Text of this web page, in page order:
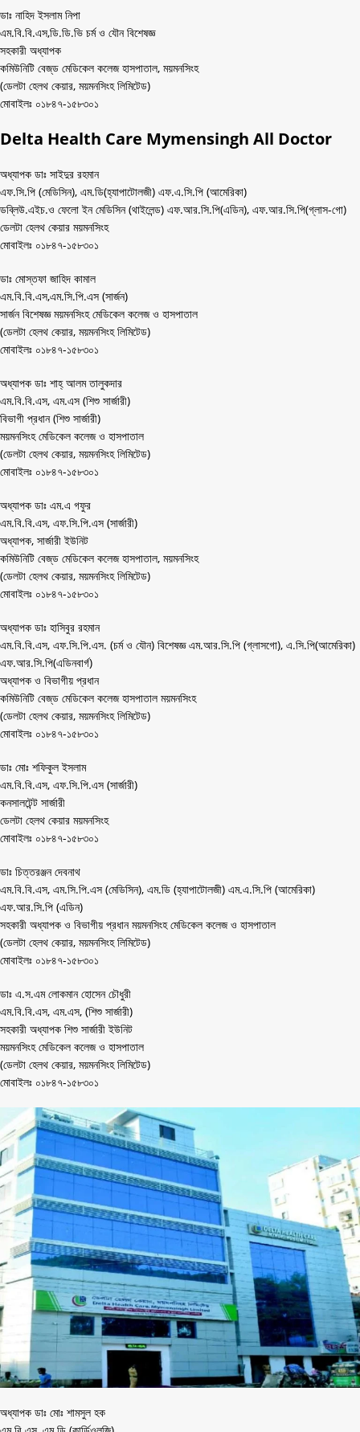
ডাঃ নাহিদ ইসলাম নিপা
এম.বি.বি.এস,ডি.ডি.ভি চর্ম ও যৌন বিশেষজ্ঞ
সহকারী অধ্যাপক
কমিউনিটি বেজ্‌ড মেডিকেল কলেজ হাসপাতাল, ময়মনসিংহ
(ডেলটা হেলথ কেয়ার, ময়মনসিংহ লিমিটেড)
মোবাইলঃ ০১৮৪৭-১৫৮৩০১
Delta Health Care Mymensingh All Doctor
অধ্যাপক ডাঃ সাইদুর রহমান
এফ.সি.পি (মেডিসিন), এম.ডি(হ্যাপাটোলজী) এফ.এ.সি.পি (আমেরিকা)
ডব্লিউ.এইচ.ও ফেলো ইন মেডিসিন (থাইলেন্ড) এফ.আর.সি.পি(এডিন), এফ.আর.সি.পি(গ্লাস-গো)
ডেলটা হেলথ কেয়ার ময়মনসিংহ
মোবাইলঃ ০১৮৪৭-১৫৮৩০১
ডাঃ মোস্তফা জাহিদ কামাল
এম.বি.বি.এস,এম.সি.পি.এস (সার্জন)
সার্জন বিশেষজ্ঞ ময়মনসিংহ মেডিকেল কলেজ ও হাসপাতাল
(ডেলটা হেলথ কেয়ার, ময়মনসিংহ লিমিটেড)
মোবাইলঃ ০১৮৪৭-১৫৮৩০১
অধ্যাপক ডাঃ শাহ্‌ আলম তালুকদার
এম.বি.বি.এস, এম.এস (শিশু সার্জারী)
বিভাগী প্রধান (শিশু সার্জারী)
ময়মনসিংহ মেডিকেল কলেজ ও হাসপাতাল
(ডেলটা হেলথ কেয়ার, ময়মনসিংহ লিমিটেড)
মোবাইলঃ ০১৮৪৭-১৫৮৩০১
অধ্যাপক ডাঃ এম.এ গফুর
এম.বি.বি.এস, এফ.সি.পি.এস (সার্জারী)
অধ্যাপক, সার্জারী ইউনিট
কমিউনিটি বেজ্‌ড মেডিকেল কলেজ হাসপাতাল, ময়মনসিংহ
(ডেলটা হেলথ কেয়ার, ময়মনসিংহ লিমিটেড)
মোবাইলঃ ০১৮৪৭-১৫৮৩০১
অধ্যাপক ডাঃ হাসিবুর রহমান
এম.বি.বি.এস, এফ.সি.পি.এস. (চর্ম ও যৌন) বিশেষজ্ঞ এম.আর.সি.পি (গ্লাসগো), এ.সি.পি(আমেরিকা)
এফ.আর.সি.পি(এডিনবার্গ)
অধ্যাপক ও বিভাগীয় প্রধান
কমিউনিটি বেজ্‌ড মেডিকেল কলেজ হাসপাতাল ময়মনসিংহ
(ডেলটা হেলথ কেয়ার, ময়মনসিংহ লিমিটেড)
মোবাইলঃ ০১৮৪৭-১৫৮৩০১
ডাঃ মোঃ শফিকুল ইসলাম
এম.বি.বি.এস, এফ.সি.পি.এস (সার্জারী)
কনসালটেন্ট সার্জারী
ডেলটা হেলথ কেয়ার ময়মনসিংহ
মোবাইলঃ ০১৮৪৭-১৫৮৩০১
ডাঃ চিত্তরঞ্জন দেবনাথ
এম.বি.বি.এস, এম.সি.পি.এস (মেডিসিন), এম.ডি (হ্যাপাটোলজী) এম.এ.সি.পি (আমেরিকা)
এফ.আর.সি.পি (এডিন)
সহকারী অধ্যাপক ও বিভাগীয় প্রধান ময়মনসিংহ মেডিকেল কলেজ ও হাসপাতাল
(ডেলটা হেলথ কেয়ার, ময়মনসিংহ লিমিটেড)
মোবাইলঃ ০১৮৪৭-১৫৮৩০১
ডাঃ এ.স.এম লোকমান হোসেন চৌধুরী
এম.বি.বি.এস, এম.এস, (শিশু সার্জারী)
সহকারী অধ্যাপক শিশু সার্জারী ইউনিট
ময়মনসিংহ মেডিকেল কলেজ ও হাসপাতাল
(ডেলটা হেলথ কেয়ার, ময়মনসিংহ লিমিটেড)
মোবাইলঃ ০১৮৪৭-১৫৮৩০১
অধ্যাপক ডাঃ মোঃ শামসুল হক